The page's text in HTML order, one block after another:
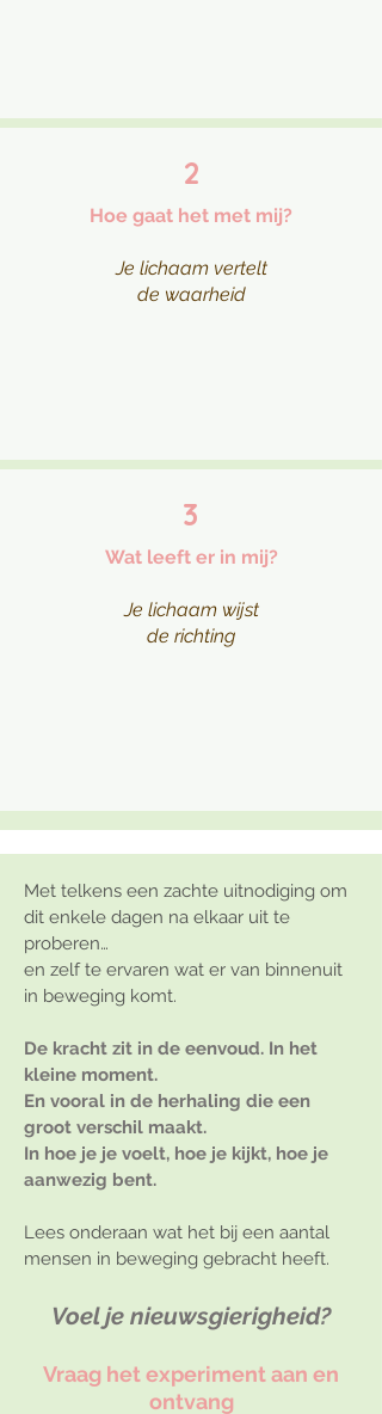
2
Hoe gaat het met mij?
Je lichaam vertelt
de waarheid
3
Wat leeft er in mij?
Je lichaam wijst
de richting
Met telkens een zachte uitnodiging om
dit enkele dagen na elkaar uit te
proberen…
en zelf te ervaren wat er van binnenuit
in beweging komt.
De kracht zit in de eenvoud. In het
kleine moment.
En vooral in de herhaling die een
groot verschil maakt.
In hoe je je voelt, hoe je kijkt, hoe je
aanwezig bent.
Lees onderaan wat het bij een aantal
mensen in beweging gebracht heeft.
Voel je nieuwsgierigheid?
Vraag het experiment aan en
ontvang